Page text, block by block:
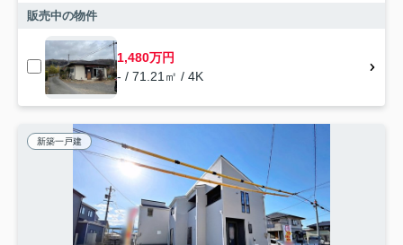
販売中の物件
1,480万円
- / 71.21㎡ / 4K
新築一戸建